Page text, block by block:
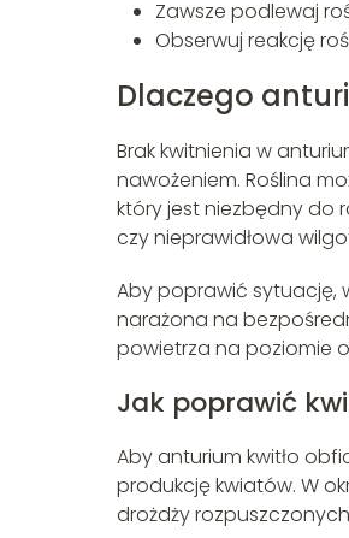
Zawsze podlewaj
Obserwuj reakcję
Dlaczego
Brak kwitnienia w
nawożeniem. Roślina
który jest niezbędny do
czy nieprawidłowa
Aby poprawić sytuację,
narażona na
powietrza na poziomie
Jak poprawić
Aby anturium kwitło
produkcję kwiatów. W
drożdży